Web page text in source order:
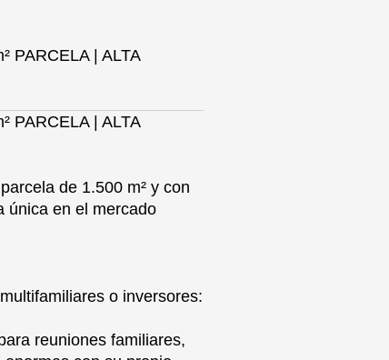
PARCELA | ALTA
PARCELA | ALTA
de 1.500 m² y con
única en el mercado
o inversores:
reuniones familiares,